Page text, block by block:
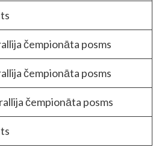
čempionāta posms
čempionāta posms
čempionāta posms